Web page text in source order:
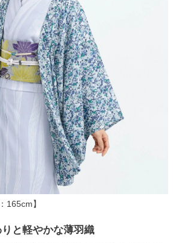
165cm】
と軽やかな薄羽織